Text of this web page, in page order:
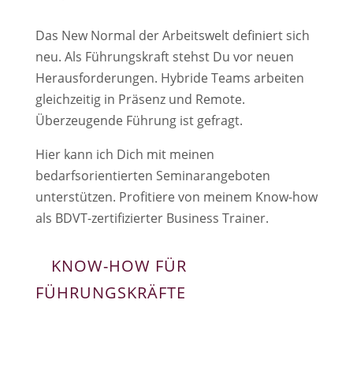
Das New Normal der Arbeitswelt definiert sich
neu. Als Führungskraft stehst Du vor neuen
Herausforderungen. Hybride Teams arbeiten
gleichzeitig in Präsenz und Remote.
Überzeugende Führung ist gefragt.
Hier kann ich Dich mit meinen
bedarfsorientierten Seminarangeboten
unterstützen. Profitiere von meinem Know-how
als BDVT-zertifizierter Business Trainer.
KNOW-HOW FÜR
FÜHRUNGSKRÄFTE